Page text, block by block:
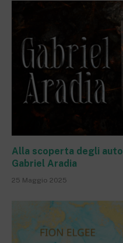
Alla scoperta degli
Gabriel Aradia
25 Maggio 2025